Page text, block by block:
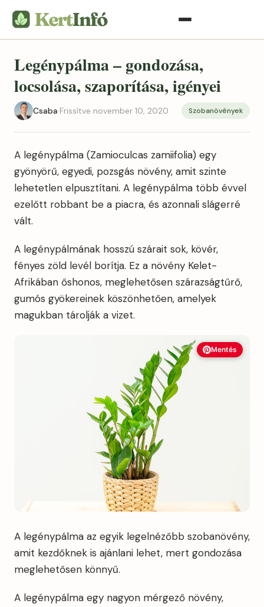
Legénypálma – gondozása,
locsolása, szaporítása, igényei
Csaba·Frissítve november 10, 2020 Szobanövények
A legénypálma (Zamioculcas zamiifolia) egy
gyönyörű, egyedi, pozsgás növény, amit szinte
lehetetlen elpusztítani. A legénypálma több évvel
ezelőtt robbant be a piacra, és azonnali slágerré
vált.
A legénypálmának hosszú szárait sok, kövér,
fényes zöld levél borítja. Ez a növény Kelet-
Afrikában őshonos, meglehetősen szárazságtűrő,
gumós gyökereinek köszönhetően, amelyek
magukban tárolják a vizet.
Mentés
A legénypálma az egyik legelnézőbb szobanövény,
amit kezdőknek is ajánlani lehet, mert gondozása
meglehetősen könnyű.
A legénypálma egy nagyon mérgező növény,